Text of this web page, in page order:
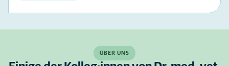
ÜBER UNS